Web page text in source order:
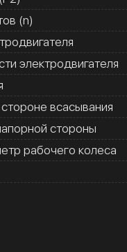
(n)
электродвигателя
всасывания
стороны
рабочего колеса